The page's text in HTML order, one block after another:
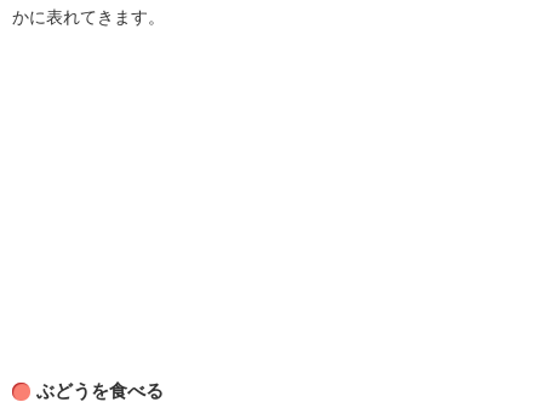
かに表れてきます。
ぶどうを食べる